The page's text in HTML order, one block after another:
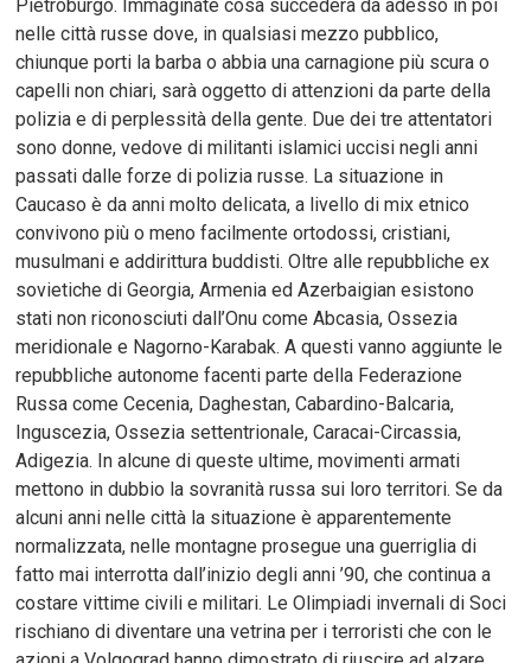
Pietroburgo. Immaginate cosa succederà da adesso in poi
nelle città russe dove, in qualsiasi mezzo pubblico,
chiunque porti la barba o abbia una carnagione più scura o
capelli non chiari, sarà oggetto di attenzioni da parte della
polizia e di perplessità della gente. Due dei tre attentatori
sono donne, vedove di militanti islamici uccisi negli anni
passati dalle forze di polizia russe. La situazione in
Caucaso è da anni molto delicata, a livello di mix etnico
convivono più o meno facilmente ortodossi, cristiani,
musulmani e addirittura buddisti. Oltre alle repubbliche ex
sovietiche di Georgia, Armenia ed Azerbaigian esistono
stati non riconosciuti dall’Onu come Abcasia, Ossezia
meridionale e Nagorno-Karabak. A questi vanno aggiunte le
repubbliche autonome facenti parte della Federazione
Russa come Cecenia, Daghestan, Cabardino-Balcaria,
Inguscezia, Ossezia settentrionale, Caracai-Circassia,
Adigezia. In alcune di queste ultime, movimenti armati
mettono in dubbio la sovranità russa sui loro territori. Se da
alcuni anni nelle città la situazione è apparentemente
normalizzata, nelle montagne prosegue una guerriglia di
fatto mai interrotta dall’inizio degli anni ’90, che continua a
costare vittime civili e militari. Le Olimpiadi invernali di Soci
rischiano di diventare una vetrina per i terroristi che con le